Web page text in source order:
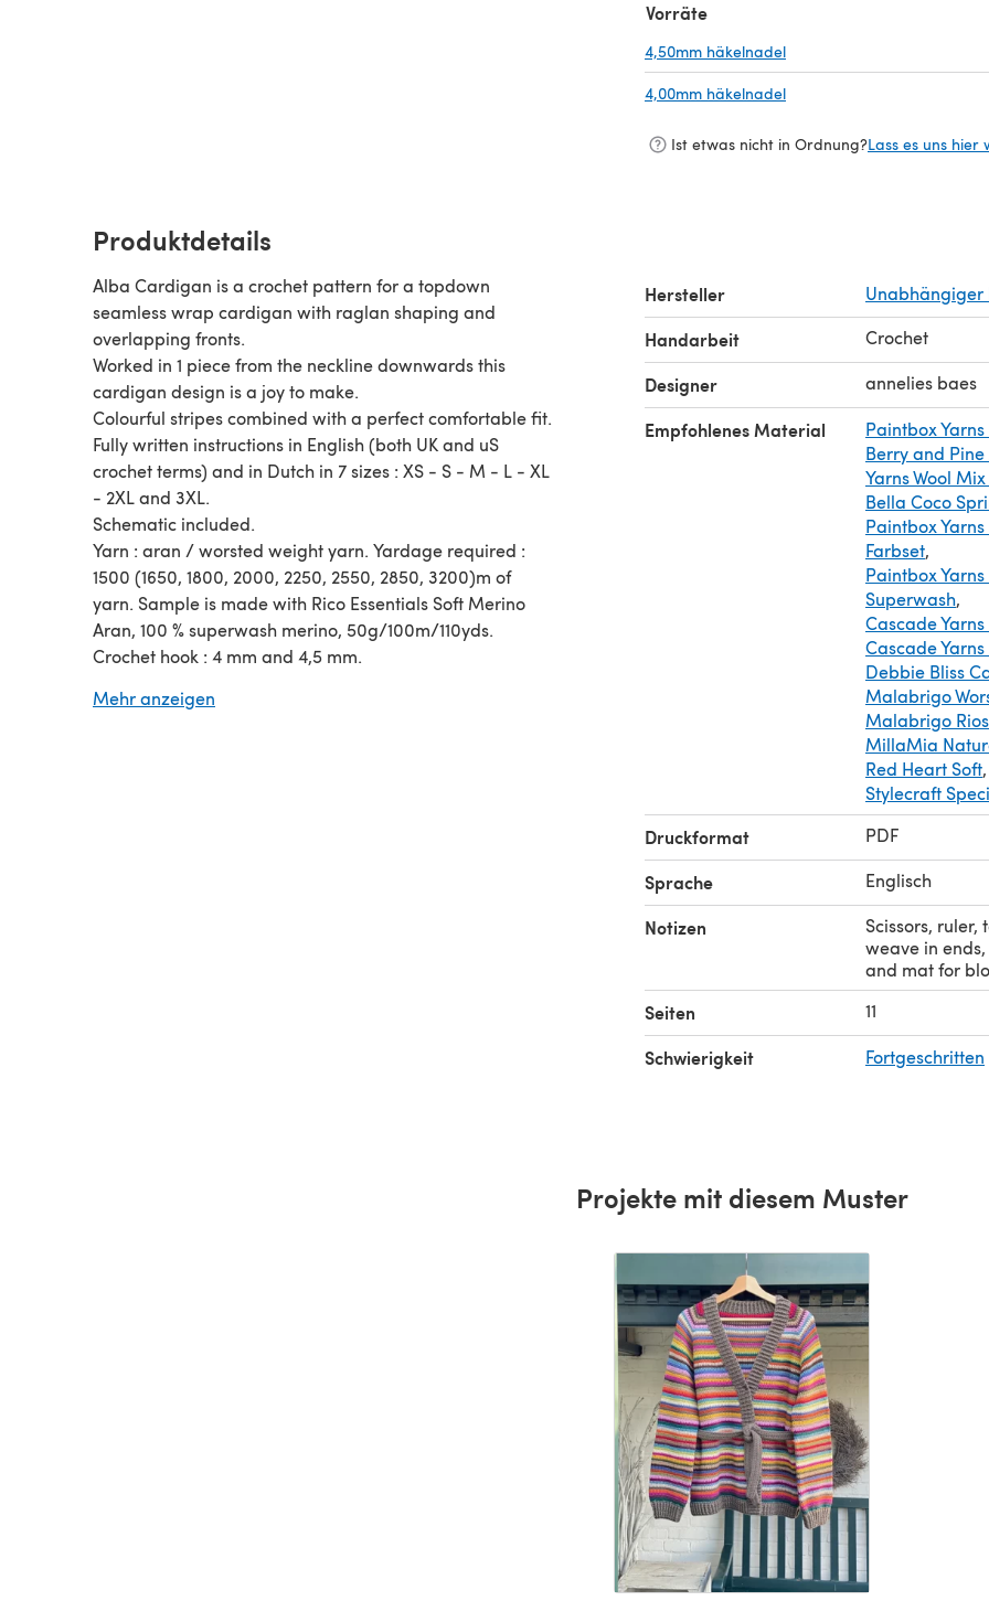
Vorräte
4,50mm häkelnadel
4,00mm häkelnadel
Ist etwas nicht in Ordnung?Lass es uns hier
Produktdetails
Alba Cardigan is a crochet pattern for a topdown
seamless wrap cardigan with raglan shaping and
overlapping fronts.
Worked in 1 piece from the neckline downwards this
cardigan design is a joy to make.
Colourful stripes combined with a perfect comfortable fit.
Fully written instructions in English (both UK and uS
crochet terms) and in Dutch in 7 sizes : XS - S - M - L - XL
- 2XL and 3XL.
Schematic included.
Yarn : aran / worsted weight yarn. Yardage required :
1500 (1650, 1800, 2000, 2250, 2550, 2850, 3200)m of
yarn. Sample is made with Rico Essentials Soft Merino
Aran, 100 % superwash merino, 50g/100m/110yds.
Crochet hook : 4 mm and 4,5 mm.
Mehr anzeigen
Hersteller Unabhängiger
Handarbeit Crochet
Designer annelies baes
Empfohlenes Material Paintbox
Berry and
Yarns Wool
Bella Coco
Paintbox
Farbset,
Paintbox Yarns
Superwash,
Cascade Yarns
Cascade
Debbie Bliss
Malabrigo
Malabrigo Rios
MillaMia
Red Heart Soft,
Stylecraft
Druckformat PDF
Sprache Englisch
Notizen
Scissors,
weave in
and mat for
Seiten 11
Schwierigkeit Fortgeschritten
Projekte mit diesem Muster